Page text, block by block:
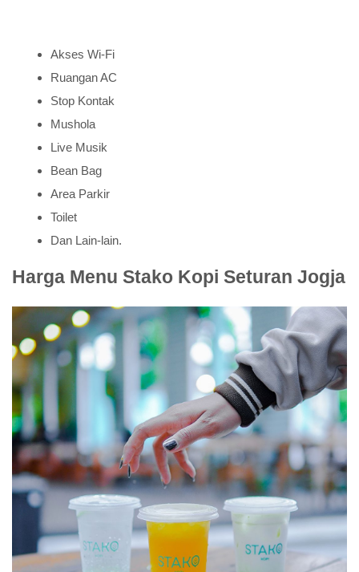
Akses Wi-Fi
Ruangan AC
Stop Kontak
Mushola
Live Musik
Bean Bag
Area Parkir
Toilet
Dan Lain-lain.
Harga Menu Stako Kopi Seturan Jogja